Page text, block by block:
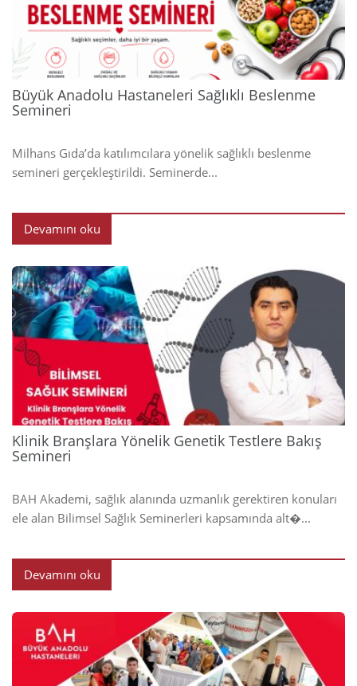
2024
Büyük Anadolu Hastaneleri Sağlıklı Beslenme
Semineri
Milhans Gıda’da katılımcılara yönelik sağlıklı beslenme
semineri gerçekleştirildi. Seminerde...
Devamını oku
Klinik Branşlara Yönelik Genetik Testlere Bakış
Semineri
BAH Akademi, sağlık alanında uzmanlık gerektiren konuları
ele alan Bilimsel Sağlık Seminerleri kapsamında alt�...
Devamını oku